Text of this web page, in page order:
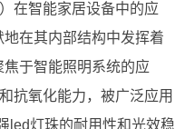
在智能家居设备中的应
在其内部结构中发挥着
于智能照明系统的应
抗氧化能力，被广泛应用
led灯珠的耐用性和光效稳